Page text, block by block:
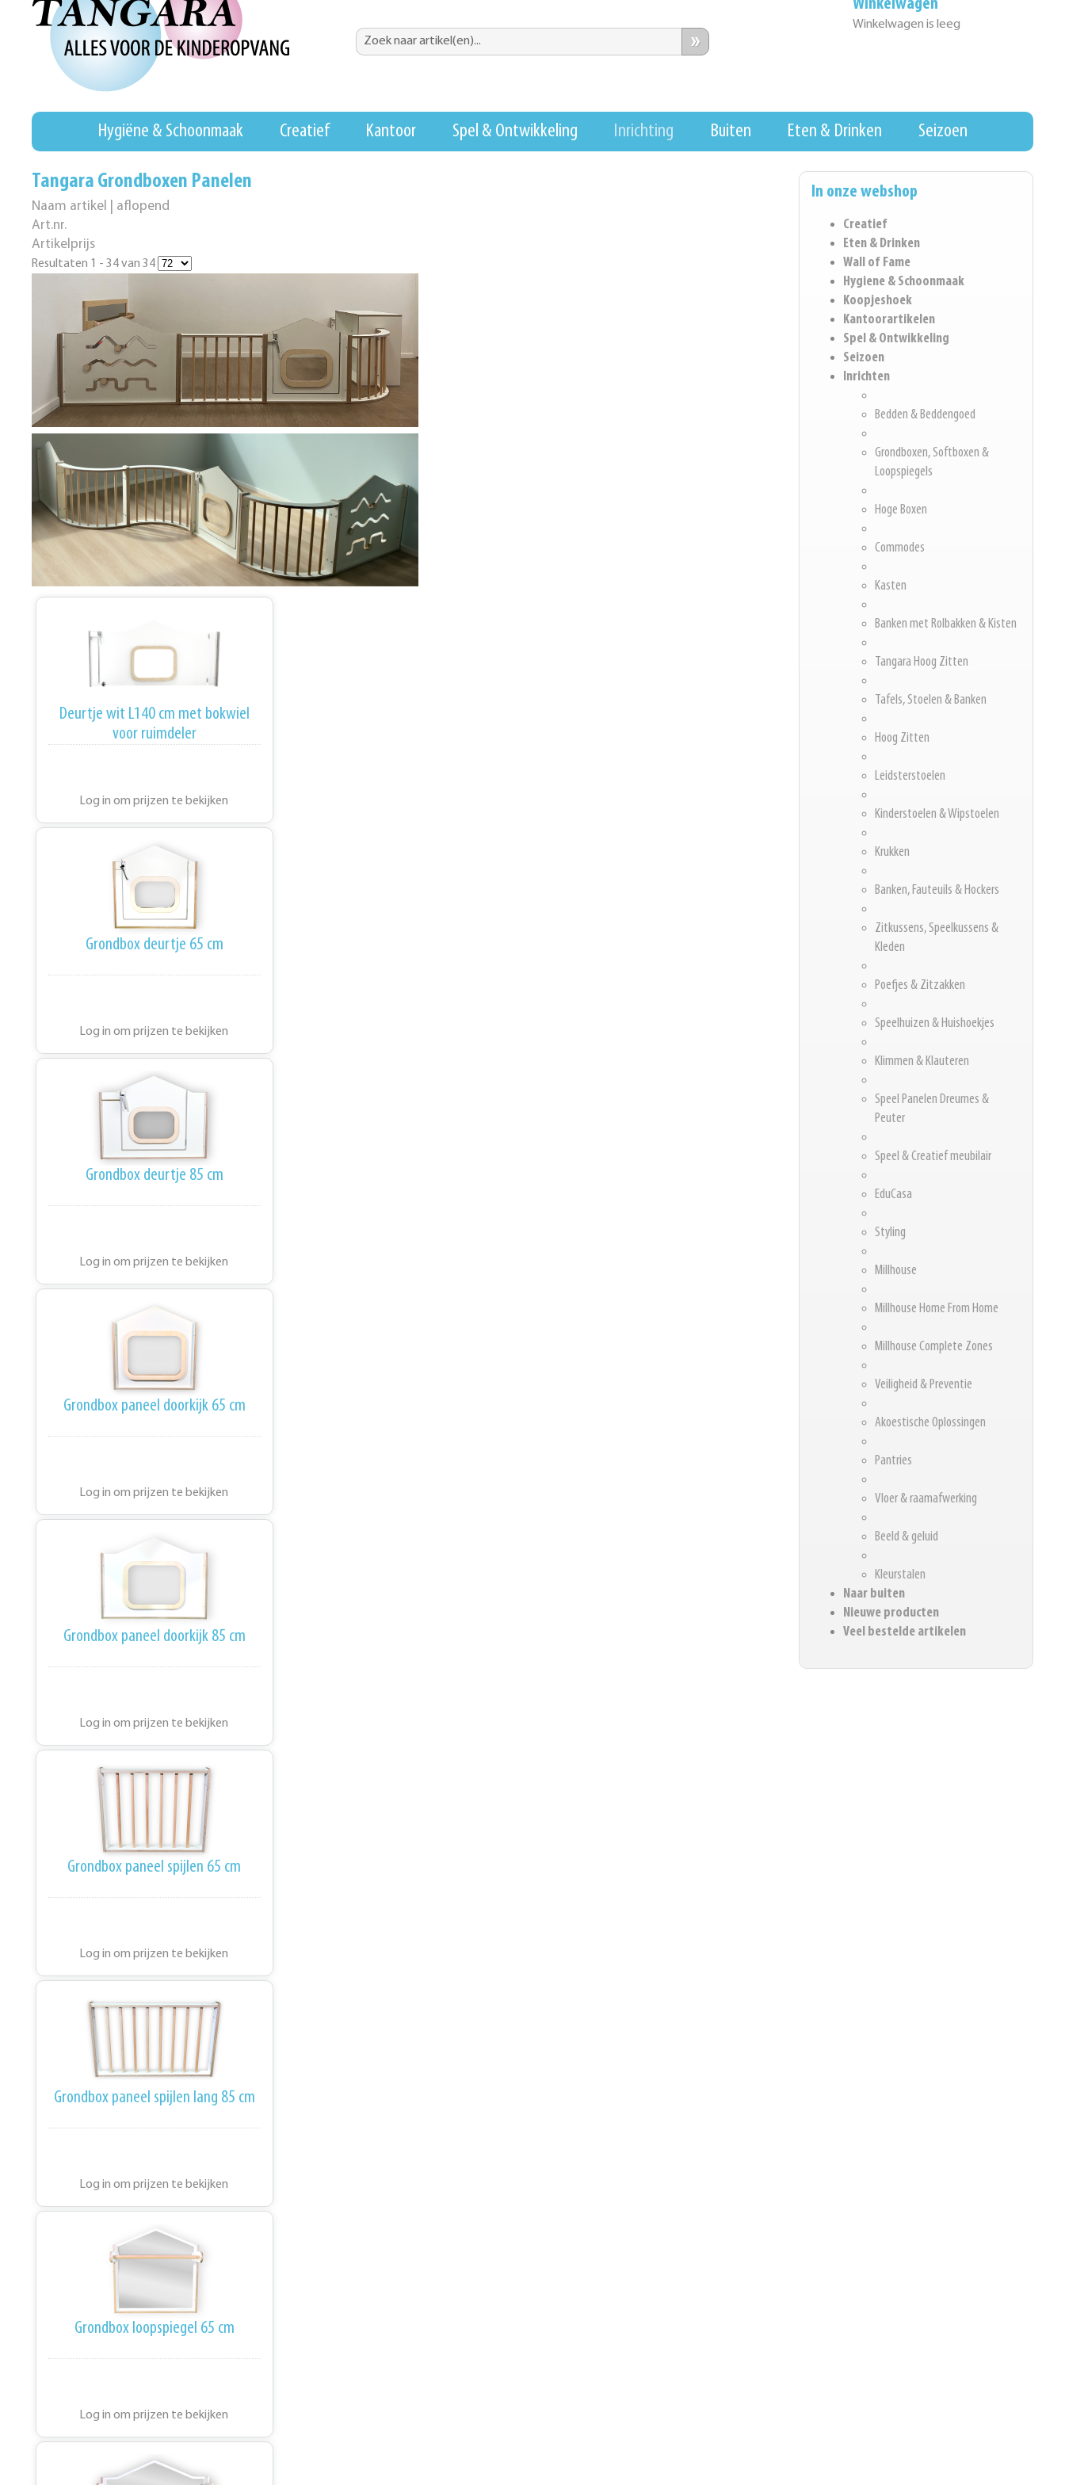
Winkelwagen
Winkelwagen is leeg
»
Hygiëne & Schoonmaak Creatief Kantoor Spel & Ontwikkeling Inrichting Buiten Eten & Drinken Seizoen
In onze webshop
Creatief
Eten & Drinken
Wall of Fame
Hygiene & Schoonmaak
Koopjeshoek
Kantoorartikelen
Spel & Ontwikkeling
Seizoen
Inrichten
Bedden & Beddengoed
Grondboxen, Softboxen &
Loopspiegels
Hoge Boxen
Commodes
Kasten
Banken met Rolbakken & Kisten
Tangara Hoog Zitten
Tafels, Stoelen & Banken
Hoog Zitten
Leidsterstoelen
Kinderstoelen & Wipstoelen
Krukken
Banken, Fauteuils & Hockers
Zitkussens, Speelkussens &
Kleden
Poefjes & Zitzakken
Speelhuizen & Huishoekjes
Klimmen & Klauteren
Speel Panelen Dreumes &
Peuter
Speel & Creatief meubilair
EduCasa
Styling
Millhouse
Millhouse Home From Home
Millhouse Complete Zones
Veiligheid & Preventie
Akoestische Oplossingen
Pantries
Vloer & raamafwerking
Beeld & geluid
Kleurstalen
Naar buiten
Nieuwe producten
Veel bestelde artikelen
Tangara Grondboxen Panelen
Naam artikel | aflopend
Art.nr.
Artikelprijs
Resultaten 1 - 34 van 34
Deurtje wit L140 cm met bokwiel
voor ruimdeler
Log in om prijzen te bekijken
Grondbox deurtje 65 cm
Log in om prijzen te bekijken
Grondbox deurtje 85 cm
Log in om prijzen te bekijken
Grondbox paneel doorkijk 65 cm
Log in om prijzen te bekijken
Grondbox paneel doorkijk 85 cm
Log in om prijzen te bekijken
Grondbox paneel spijlen 65 cm
Log in om prijzen te bekijken
Grondbox paneel spijlen lang 85 cm
Log in om prijzen te bekijken
Grondbox loopspiegel 65 cm
Log in om prijzen te bekijken